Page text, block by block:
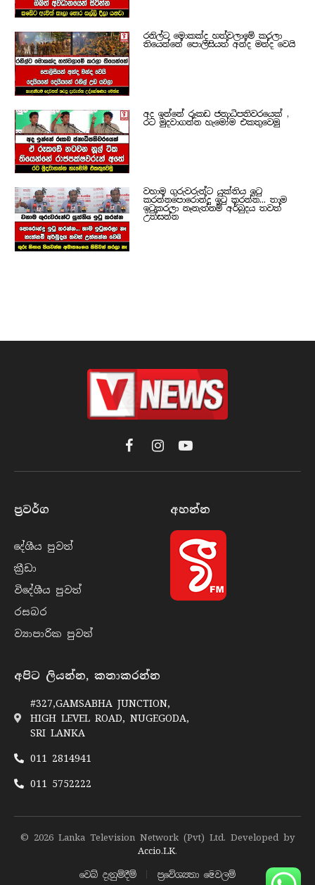
රනිල්ට මොකක්ද හත්වලාමේ කරලා
තියෙන්නේ පොලිසියත් අන්ද මන්ද වෙයි
අද ඉන්නේ රූකඩ ජනාධිපතිවරයෙක් ,
රට මුදවාගන්න හැමෝම එකතුවෙමු
වහාම ගුරුවරුන්ට යුක්තිය ඉටු
කරන්නපොරොන්දු ඉටු කරන්න... තාම
ඉටුකරලා නෑනැත්නම් අර්බුදය තවත්
උත්සන්න
FacebookInstagramYouTube
ප්‍රවර්​ග
දේශීය පුව​ත්
ක්‍රී​ඩා
විදේශීය පුව​ත්
රසබ​ර
ව්‍යාපාරික පුව​ත්
අහන්​න
අපිට ලියන්න, කතාකරන්න
#327,GAMSABHA JUNCTION,
HIGH LEVEL ROAD, NUGEGODA,
SRI LANKA
011 2814941
011 5752222
© 2026 Lanka Television Network (Pvt) Ltd. Developed by
Accio.LK.
වෙබ් දැනුම්දීම්
ප්‍රවේශ්‍යතා මෙවලම්